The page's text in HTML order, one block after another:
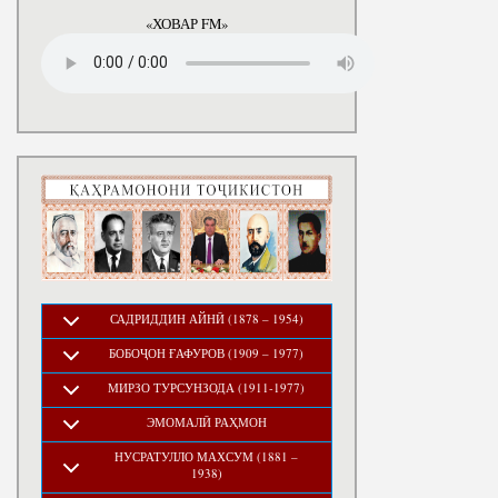
«ХОВАР FM»
САДРИДДИН АЙНӢ (1878 – 1954)
БОБОҶОН ҒАФУРОВ (1909 – 1977)
МИРЗО ТУРСУНЗОДА (1911-1977)
ЭМОМАЛӢ РАҲМОН
НУСРАТУЛЛО МАХСУМ (1881 –
1938)